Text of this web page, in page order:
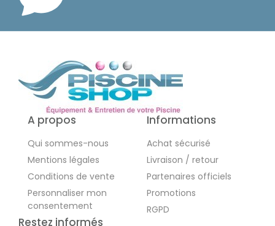
A propos
Qui sommes-nous
Mentions légales
Conditions de vente
Personnaliser mon
consentement
Informations
Achat sécurisé
Livraison / retour
Partenaires officiels
Promotions
RGPD
Restez informés